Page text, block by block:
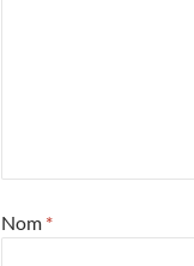
Nom *